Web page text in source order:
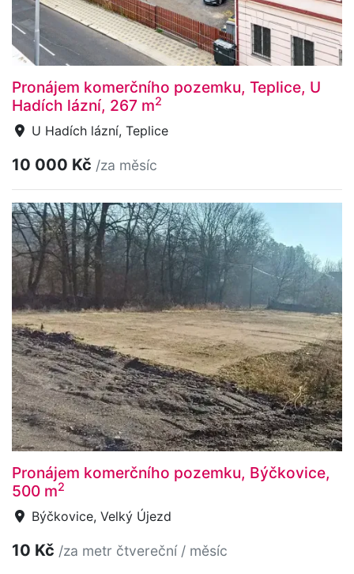
Pronájem komerčního pozemku, Teplice, U
Hadích lázní, 267 m2
U Hadích lázní, Teplice
10 000 Kč /za měsíc
Pronájem komerčního pozemku, Býčkovice,
500 m2
Býčkovice, Velký Újezd
10 Kč /za metr čtvereční / měsíc